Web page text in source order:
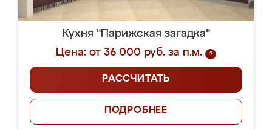
Кухня "Парижская загадка"
Цена: от 36 000 руб. за п.м.
?
РАССЧИТАТЬ
ПОДРОБНЕЕ